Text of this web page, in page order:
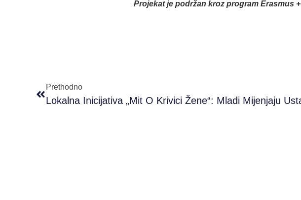
Projekat je podržan kroz program Erasmus +
Prethodno